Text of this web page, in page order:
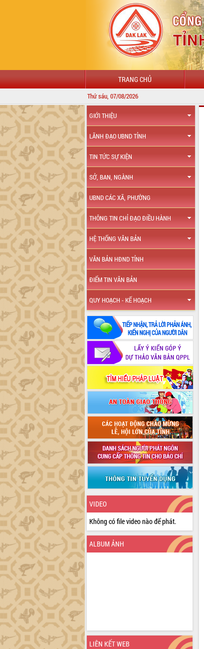
TRANG CHỦ
Thứ sáu, 07/08/2026
GIỚI THIỆU
LÃNH ĐẠO UBND TỈNH
TIN TỨC SỰ KIỆN
SỞ, BAN, NGÀNH
UBND CÁC XÃ, PHƯỜNG
THÔNG TIN CHỈ ĐẠO ĐIỀU HÀNH
HỆ THỐNG VĂN BẢN
VĂN BẢN HĐND TỈNH
ĐIỂM TIN VĂN BẢN
QUY HOẠCH - KẾ HOẠCH
VIDEO
Không có file video nào để phát.
ALBUM ẢNH
LIÊN KẾT WEB